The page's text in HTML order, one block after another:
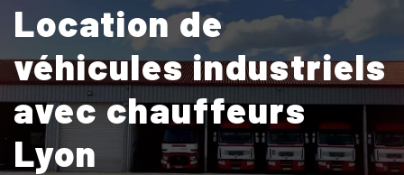
Location de
véhicules industriels
avec chauffeurs
Lyon